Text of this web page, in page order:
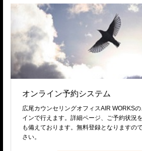
オンライン予約システム
広尾カウンセリングオフィスAIR WORKS
インで行えます。詳細ページ、ご予約状況
も備えております。無料登録となりますの
さい。